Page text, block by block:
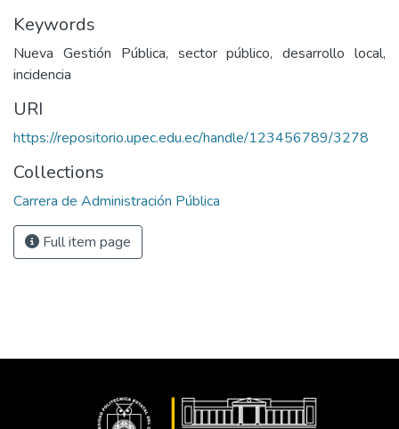
Keywords
Nueva Gestión Pública, sector público, desarrollo local,
incidencia
URI
https://repositorio.upec.edu.ec/handle/123456789/3278
Collections
Carrera de Administración Pública
Full item page